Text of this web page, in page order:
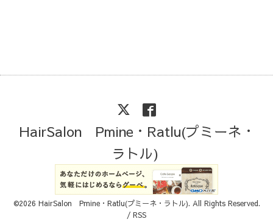
HairSalon Pmine・Ratlu(プミーネ・
ラトル)
©2026 HairSalon Pmine・Ratlu(プミーネ・ラトル). All Rights Reserved.
/ RSS